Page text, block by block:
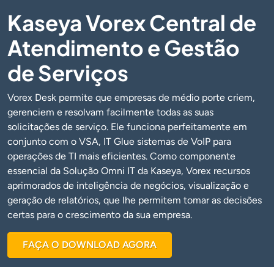
Kaseya Vorex Central de
Atendimento e Gestão
de Serviços
Vorex Desk permite que empresas de médio porte criem,
gerenciem e resolvam facilmente todas as suas
solicitações de serviço. Ele funciona perfeitamente em
conjunto com o VSA, IT Glue sistemas de VoIP para
operações de TI mais eficientes. Como componente
essencial da Solução Omni IT da Kaseya, Vorex recursos
aprimorados de inteligência de negócios, visualização e
geração de relatórios, que lhe permitem tomar as decisões
certas para o crescimento da sua empresa.
FAÇA O DOWNLOAD AGORA